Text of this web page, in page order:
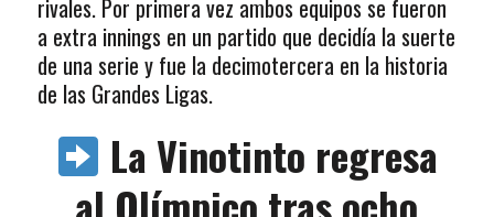
rivales. Por primera vez ambos equipos se fueron
a extra innings en un partido que decidía la suerte
de una serie y fue la decimotercera en la historia
de las Grandes Ligas.
La Vinotinto regresa
al Olímpico tras ocho